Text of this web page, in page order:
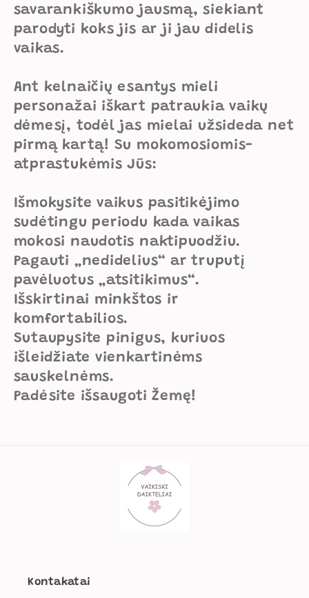
savarankiškumo jausmą, siekiant
parodyti koks jis ar ji jau didelis
vaikas.
Ant kelnaičių esantys mieli
personažai iškart patraukia vaikų
dėmesį, todėl jas mielai užsideda net
pirmą kartą! Su mokomosiomis-
atprastukėmis Jūs:
Išmokysite vaikus pasitikėjimo
sudėtingu periodu kada vaikas
mokosi naudotis naktipuodžiu.
Pagauti „nedidelius“ ar truputį
pavėluotus „atsitikimus“.
Išskirtinai minkštos ir
komfortabilios.
Sutaupysite pinigus, kuriuos
išleidžiate vienkartinėms
sauskelnėms.
Padėsite išsaugoti Žemę!
Kontakatai